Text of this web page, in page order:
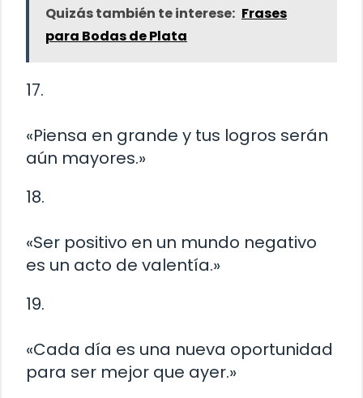
Quizás también te interese: Frases
para Bodas de Plata
17.
«Piensa en grande y tus logros serán
aún mayores.»
18.
«Ser positivo en un mundo negativo
es un acto de valentía.»
19.
«Cada día es una nueva oportunidad
para ser mejor que ayer.»